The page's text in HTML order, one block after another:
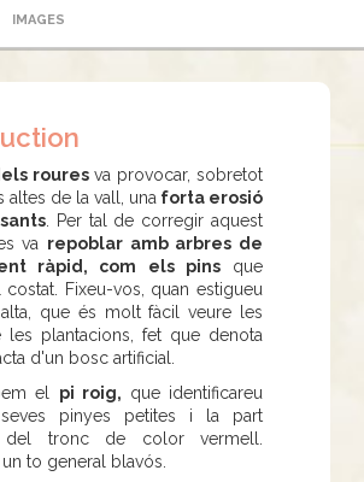
IMAGES
rouresva provocar, sobretot
altes de la vall, una forta erosió
. Per tal de corregir aquest
va repoblar amb arbres de
ràpid, com els pinsque
Fixeu-vos, quan estigueu
que és molt fàcil veure les
les plantacions, fet que denota
d'un bosc artificial.
el pi roig, que identificareu
pinyes petites i la part
del tronc de color vermell.
un to general blavós.